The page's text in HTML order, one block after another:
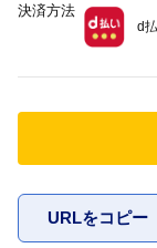
URLをコピー
決済方法
d